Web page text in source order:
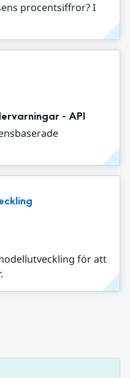
procentsiffror? I
- API
för att